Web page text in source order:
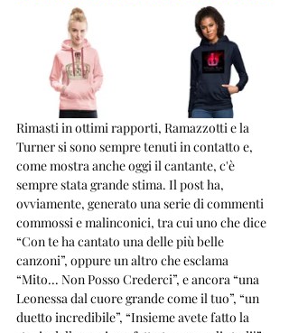
Rimasti in ottimi rapporti, Ramazzotti e la
Turner si sono sempre tenuti in contatto e,
come mostra anche oggi il cantante, c'è
sempre stata grande stima. Il post ha,
ovviamente, generato una serie di commenti
commossi e malinconici, tra cui uno che dice
“Con te ha cantato una delle più belle
canzoni”, oppure un altro che esclama
“Mito... Non Posso Crederci”, e ancora “una
Leonessa dal cuore grande come il tuo”, “un
duetto incredibile”, “Insieme avete fatto la